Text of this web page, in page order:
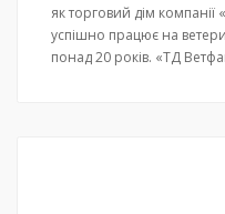
як торговий дім компанії
успішно працює на
понад 20 років. «ТД